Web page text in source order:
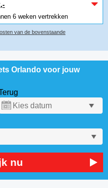
6 weken vertrekken
van de bovenstaande
Orlando voor jouw
nu